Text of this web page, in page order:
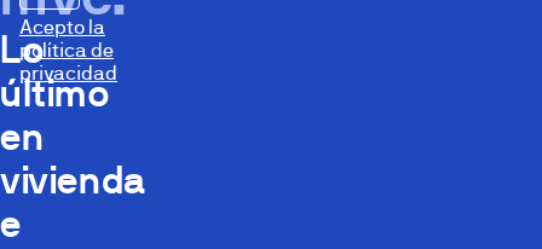
Lo
último
en
vivienda
e
Acepto la
política de
privacidad